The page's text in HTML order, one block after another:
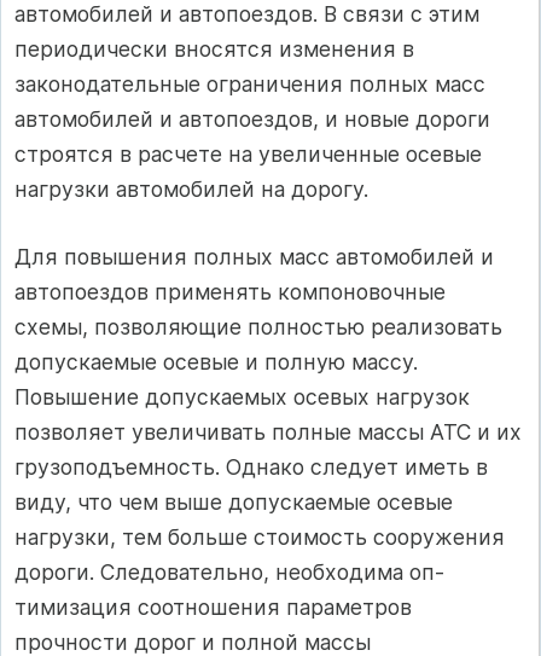
автомобилей и автопоездов. В связи с этим
периодически вносятся изменения в
законодательные ограничения пол­ных масс
автомобилей и автопоездов, и новые дороги
строятся в расчете на увеличенные осевые
нагрузки автомо­билей на дорогу.
Для повышения полных масс автомобилей и
автопоездов применять компоновочные
схемы, позволяющие полностью реализовать
допускаемые осевые и полную массу.
Повышение допускаемых осевых нагрузок
позволяет увеличивать пол­ные массы АТС и их
грузоподъемность. Однако следует иметь в
виду, что чем выше допускаемые осевые
нагрузки, тем больше стоимость сооружения
до­роги. Следовательно, необходима оп­
тимизация соотношения параметров
прочности дорог и полной массы